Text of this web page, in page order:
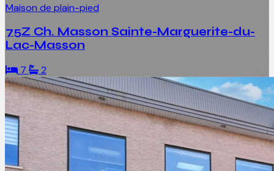
Maison de plain-pied
75Z Ch. Masson Sainte-Marguerite-du-
Lac-Masson
7 2